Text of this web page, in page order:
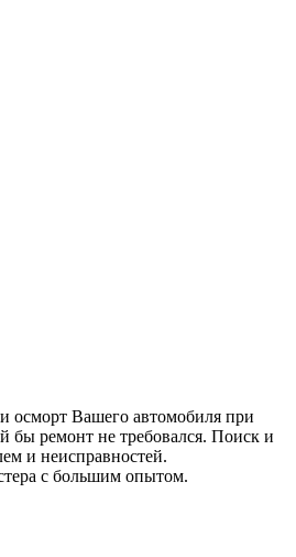
осморт Вашего автомобиля при
бы ремонт не требовался. Поиск и
и неисправностей.
с большим опытом.